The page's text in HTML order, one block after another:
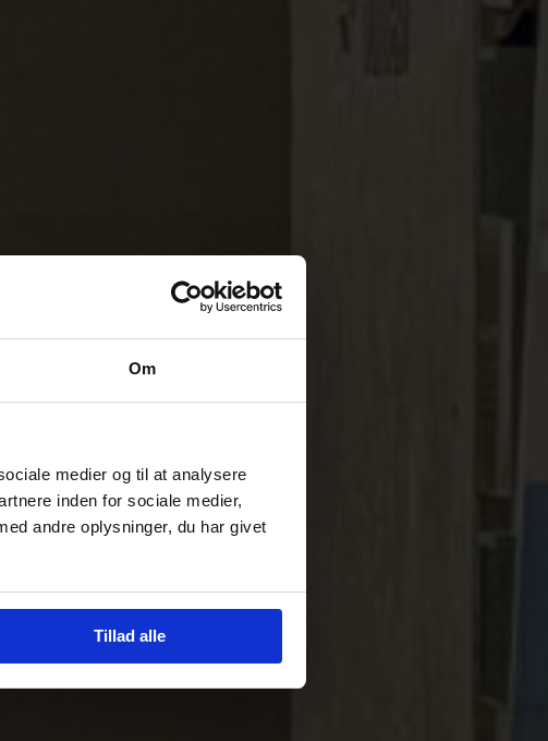
Om
medier og til at analysere
inden for sociale medier,
andre oplysninger, du har givet
Tillad alle